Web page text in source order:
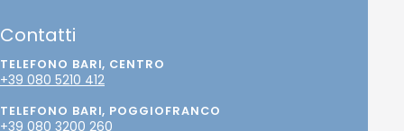
Contatti
TELEFONO BARI, CENTRO
+39 080 5210 412
TELEFONO BARI, POGGIOFRANCO
+39 080 3200 260